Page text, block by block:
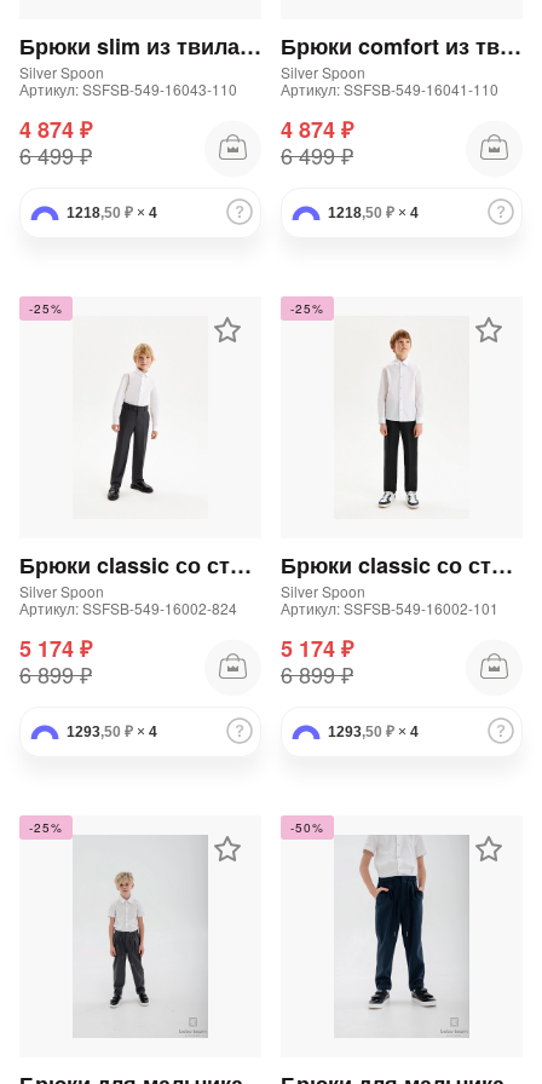
Брюки slim из твила для мальчика
Silver Spoon
Артикул: SSFSB-549-16043-110
4 874 ₽
6 499 ₽
1218,50 ₽ × 4
Брюки comfort из твила для мальчика
Silver Spoon
Артикул: SSFSB-549-16041-110
4 874 ₽
6 499 ₽
1218,50 ₽ × 4
-25%
Брюки classic со стрелками для мальчика
Silver Spoon
Артикул: SSFSB-549-16002-824
5 174 ₽
6 899 ₽
1293,50 ₽ × 4
-25%
Брюки classic со стрелками для мальчика
Silver Spoon
Артикул: SSFSB-549-16002-101
5 174 ₽
6 899 ₽
1293,50 ₽ × 4
-25% -50%
об оплате Плайтом
раз в 2
раз в 2 недели
Остались вопросы?
plait.ru